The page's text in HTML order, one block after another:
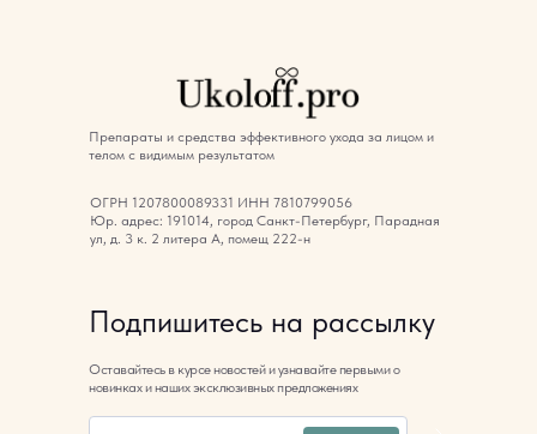
Препараты и средства эффективного ухода за лицом и
телом с видимым результатом
ОГРН 1207800089331 ИНН 7810799056
Юр. адрес: 191014, город Санкт-Петербург, Парадная
ул, д. 3 к. 2 литера А, помещ 222-н
Подпишитесь на рассылку
Оставайтесь в курсе новостей и узнавайте первыми о
новинках и наших эксклюзивных предложениях